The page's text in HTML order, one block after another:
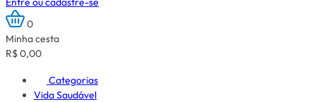
0
Minha cesta
R$ 0,00
Categorias
Vida Saudável